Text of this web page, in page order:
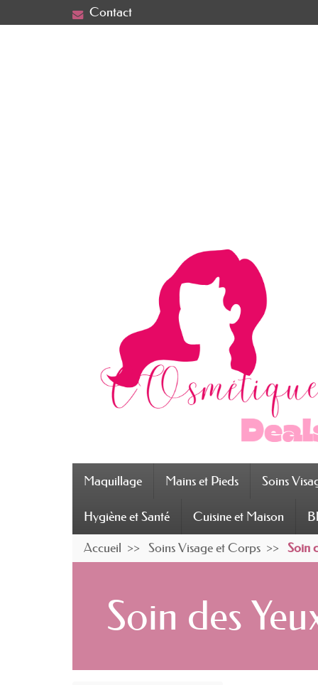
Contact
Maquillage Mains et Pieds Soins
Hygiène et Santé Cuisine et Maison
Accueil Soins Visage et Corps Soin
Soin des